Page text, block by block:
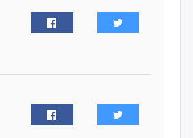
бэлгийн хүчирхийлэл үйлдвэл
бүх насаар нь хорих ял
“Аяллын газрын зураг”-ийн
хэвлэмэл хувилбарыг Голомт